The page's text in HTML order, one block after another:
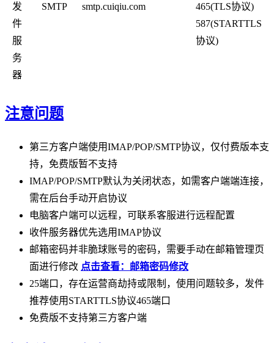
发
件
服
务
器
SMTP smtp.cuiqiu.com
465(TLS协议)
587(STARTTLS
协议)
注意问题
第三方客户端使用IMAP/POP/SMTP协议，仅付费版本支
持，免费版暂不支持
IMAP/POP/SMTP默认为关闭状态，如需客户端端连接，
需在后台手动开启协议
电脑客户端可以远程，可联系客服进行远程配置
收件服务器优先选用IMAP协议
邮箱密码并非脆球账号的密码，需要手动在邮箱管理页
面进行修改 点击查看：邮箱密码修改
25端口，存在运营商劫持或限制，使用问题较多，发件
推荐使用STARTTLS协议465端口
免费版不支持第三方客户端